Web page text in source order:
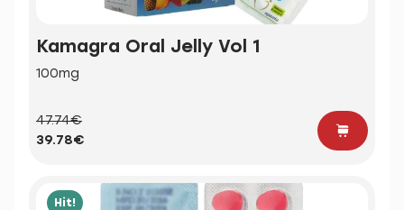
Kamagra Oral Jelly Vol 1
100mg
47.74€
39.78€
Hit!